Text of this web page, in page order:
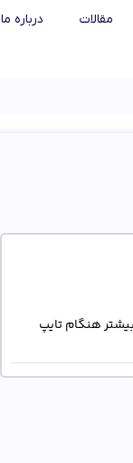
مقالات درباره ما
هنگام تایپ